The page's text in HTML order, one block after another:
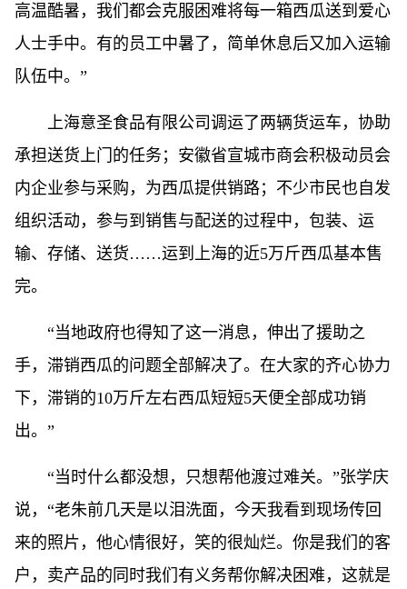
高温酷暑，我们都会克服困难将每一箱西瓜送到爱心
人士手中。有的员工中暑了，简单休息后又加入运输
队伍中。”
上海意圣食品有限公司调运了两辆货运车，协助
承担送货上门的任务；安徽省宣城市商会积极动员会
内企业参与采购，为西瓜提供销路；不少市民也自发
组织活动，参与到销售与配送的过程中，包装、运
输、存储、送货……运到上海的近5万斤西瓜基本售
完。
“当地政府也得知了这一消息，伸出了援助之
手，滞销西瓜的问题全部解决了。在大家的齐心协力
下，滞销的10万斤左右西瓜短短5天便全部成功销
出。”
“当时什么都没想，只想帮他渡过难关。”张学庆
说，“老朱前几天是以泪洗面，今天我看到现场传回
来的照片，他心情很好，笑的很灿烂。你是我们的客
户，卖产品的同时我们有义务帮你解决困难，这就是